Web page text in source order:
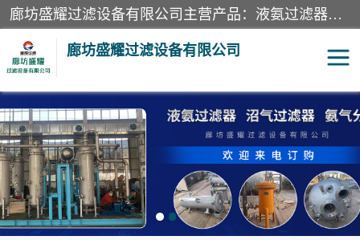
廊坊盛耀过滤设备有限公司主营产品：液氨过滤器、沼气过滤器、氨气分离器、二氧化碳过滤器、过滤器、液氨氨气过滤器、天然气过滤器、管道过滤器、*过滤器、液氨除油除水过滤器、氨气除油除水过滤器、焦炉煤气除焦油过滤器等。
廊坊盛耀过滤设备有限公司
二氧化碳过滤器 过滤器
液氨氨气过滤器 沼气过滤器
天然气过滤器 管道过滤器